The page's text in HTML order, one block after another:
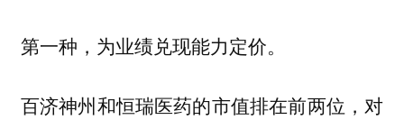
第一种，为业绩兑现能力定价。
百济神州和恒瑞医药的市值排在前两位，对